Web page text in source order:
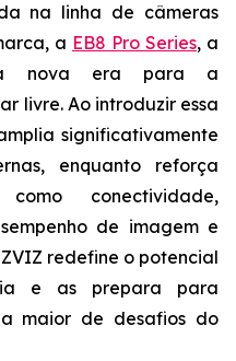
na linha de câmeras
a EB8 Pro Series, a
nova era para a
livre. Ao introduzir essa
significativamente
enquanto reforça
conectividade,
de imagem e
redefine o potencial
e as prepara para
maior de desafios do